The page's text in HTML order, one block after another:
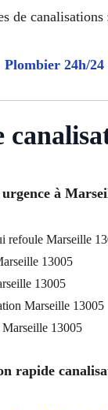
de
Plombier 24h/24
à
refoule Marseille
13005
13005
Marseille 13005
13005
rapide